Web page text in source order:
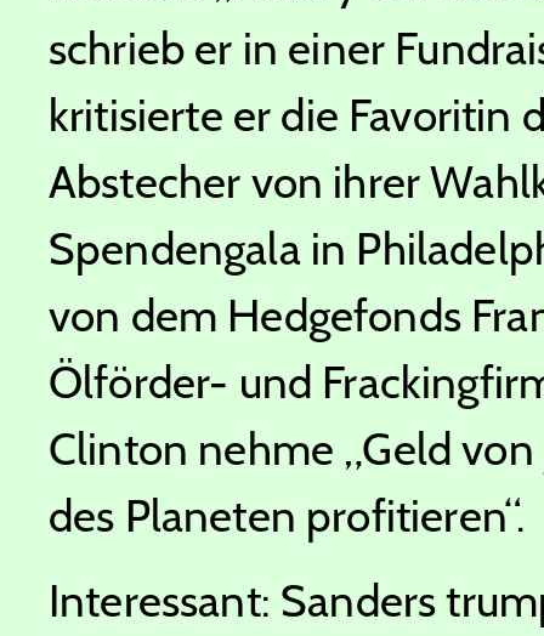
schrieb er in einer
kritisierte er die Favoritin
Abstecher von ihrer
Spendengala in
von dem Hedgefonds
Ölförder- und
Clinton nehme „Geld
des Planeten profitieren“.
Interessant: Sanders